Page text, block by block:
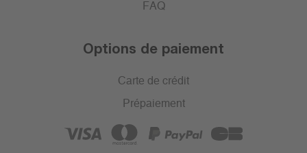
FAQ
Options de paiement
Carte de crédit
Prépaiement